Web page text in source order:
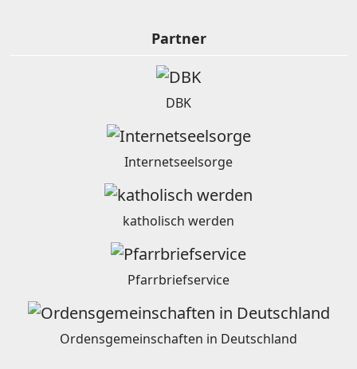
Partner
DBK
Internetseelsorge
katholisch werden
Pfarrbriefservice
Ordensgemeinschaften in Deutschland